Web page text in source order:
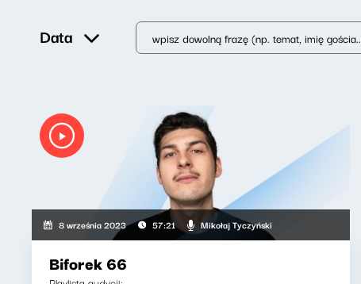
Data
8 września 2023 57:21 Mikołaj Tyczyński
Biforek 66